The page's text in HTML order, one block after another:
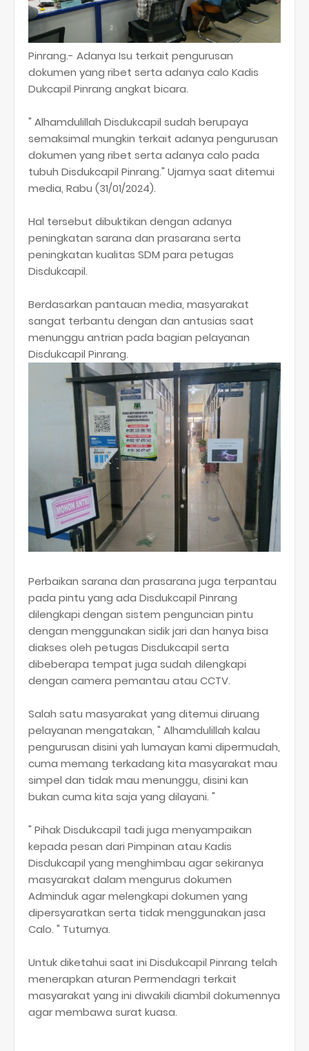
Pinrang.- Adanya Isu terkait pengurusan
dokumen yang ribet serta adanya calo Kadis
Dukcapil Pinrang angkat bicara.
" Alhamdulillah Disdukcapil sudah berupaya
semaksimal mungkin terkait adanya pengurusan
dokumen yang ribet serta adanya calo pada
tubuh Disdukcapil Pinrang." Ujarnya saat ditemui
media, Rabu (31/01/2024).
Hal tersebut dibuktikan dengan adanya
peningkatan sarana dan prasarana serta
peningkatan kualitas SDM para petugas
Disdukcapil.
Berdasarkan pantauan media, masyarakat
sangat terbantu dengan dan antusias saat
menunggu antrian pada bagian pelayanan
Disdukcapil Pinrang.
Perbaikan sarana dan prasarana juga terpantau
pada pintu yang ada Disdukcapil Pinrang
dilengkapi dengan sistem penguncian pintu
dengan menggunakan sidik jari dan hanya bisa
diakses oleh petugas Disdukcapil serta
dibeberapa tempat juga sudah dilengkapi
dengan camera pemantau atau CCTV.
Salah satu masyarakat yang ditemui diruang
pelayanan mengatakan, " Alhamdulillah kalau
pengurusan disini yah lumayan kami dipermudah,
cuma memang terkadang kita masyarakat mau
simpel dan tidak mau menunggu, disini kan
bukan cuma kita saja yang dilayani. "
" Pihak Disdukcapil tadi juga menyampaikan
kepada pesan dari Pimpinan atau Kadis
Disdukcapil yang menghimbau agar sekiranya
masyarakat dalam mengurus dokumen
Adminduk agar melengkapi dokumen yang
dipersyaratkan serta tidak menggunakan jasa
Calo. " Tuturnya.
Untuk diketahui saat ini Disdukcapil Pinrang telah
menerapkan aturan Permendagri terkait
masyarakat yang ini diwakili diambil dokumennya
agar membawa surat kuasa.